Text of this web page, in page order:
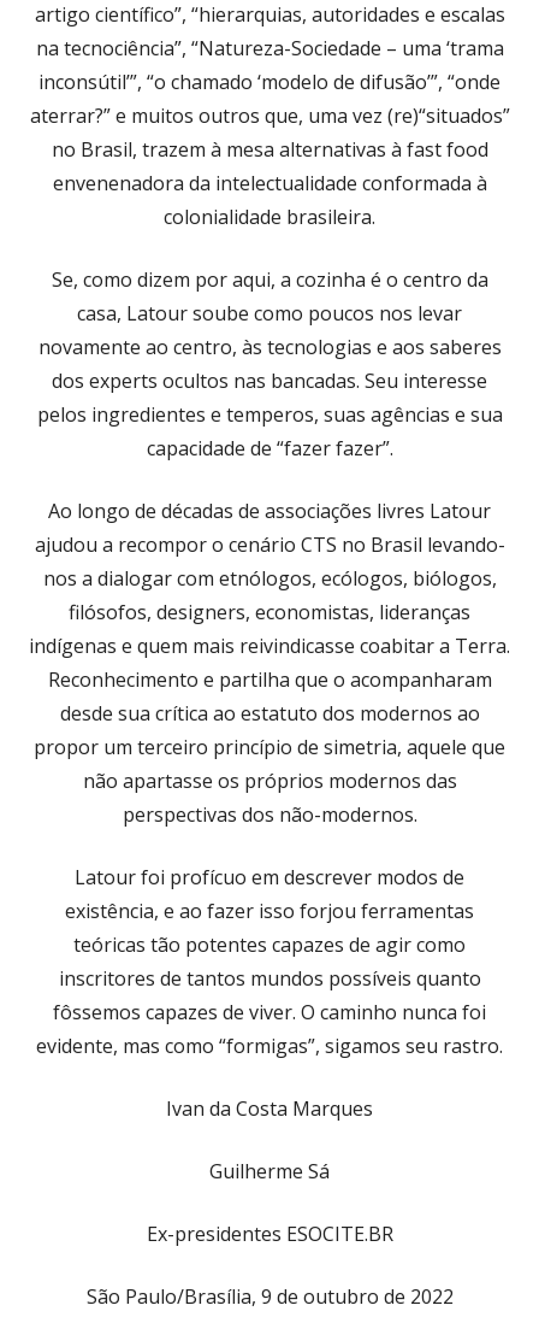
artigo científico”, “hierarquias, autoridades e escalas
na tecnociência”, “Natureza-Sociedade – uma ‘trama
inconsútil’”, “o chamado ‘modelo de difusão’”, “onde
aterrar?” e muitos outros que, uma vez (re)“situados”
no Brasil, trazem à mesa alternativas à fast food
envenenadora da intelectualidade conformada à
colonialidade brasileira.
Se, como dizem por aqui, a cozinha é o centro da
casa, Latour soube como poucos nos levar
novamente ao centro, às tecnologias e aos saberes
dos experts ocultos nas bancadas. Seu interesse
pelos ingredientes e temperos, suas agências e sua
capacidade de “fazer fazer”.
Ao longo de décadas de associações livres Latour
ajudou a recompor o cenário CTS no Brasil levando-
nos a dialogar com etnólogos, ecólogos, biólogos,
filósofos, designers, economistas, lideranças
indígenas e quem mais reivindicasse coabitar a Terra.
Reconhecimento e partilha que o acompanharam
desde sua crítica ao estatuto dos modernos ao
propor um terceiro princípio de simetria, aquele que
não apartasse os próprios modernos das
perspectivas dos não-modernos.
Latour foi profícuo em descrever modos de
existência, e ao fazer isso forjou ferramentas
teóricas tão potentes capazes de agir como
inscritores de tantos mundos possíveis quanto
fôssemos capazes de viver. O caminho nunca foi
evidente, mas como “formigas”, sigamos seu rastro.
Ivan da Costa Marques
Guilherme Sá
Ex-presidentes ESOCITE.BR
São Paulo/Brasília, 9 de outubro de 2022